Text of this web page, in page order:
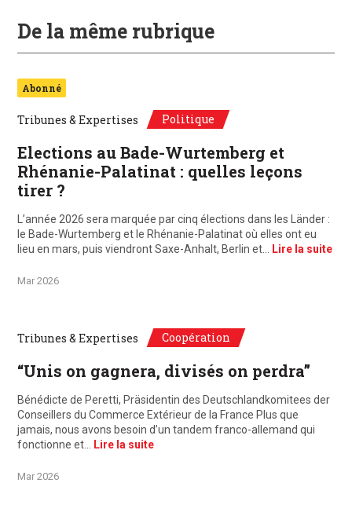
De la même rubrique
Abonné
Tribunes & Expertises Politique
Elections au Bade-Wurtemberg et
Rhénanie-Palatinat : quelles leçons
tirer ?
L’année 2026 sera marquée par cinq élections dans les Länder :
le Bade-Wurtemberg et le Rhénanie-Palatinat où elles ont eu
lieu en mars, puis viendront Saxe-Anhalt, Berlin et…
Lire la suite
Mar 2026
Tribunes & Expertises Coopération
“Unis on gagnera, divisés on perdra”
Bénédicte de Peretti, Präsidentin des Deutschlandkomitees der
Conseillers du Commerce Extérieur de la France Plus que
jamais, nous avons besoin d’un tandem franco-allemand qui
fonctionne et…
Lire la suite
Mar 2026